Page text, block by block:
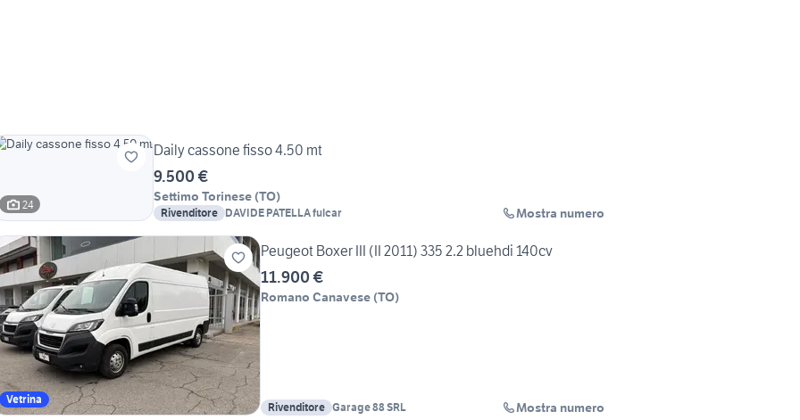
24
Daily cassone fisso 4.50 mt
9.500 €
Settimo Torinese (TO)
Rivenditore DAVIDE PATELLA fulcar Mostra numero
Vetrina
Peugeot Boxer III (II 2011) 335 2.2 bluehdi 140cv
11.900 €
Romano Canavese (TO)
Rivenditore Garage 88 SRL Mostra numero